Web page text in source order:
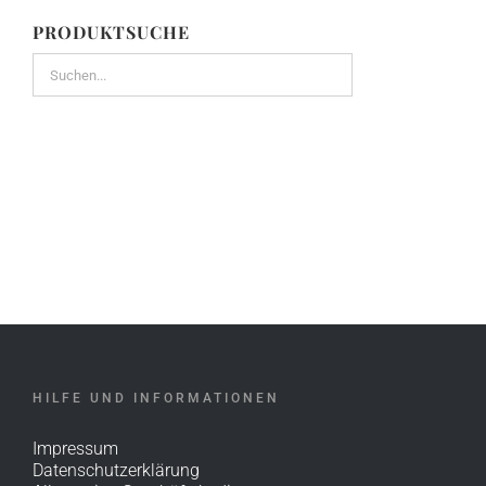
PRODUKTSUCHE
HILFE UND INFORMATIONEN
Impressum
Datenschutzerklärung